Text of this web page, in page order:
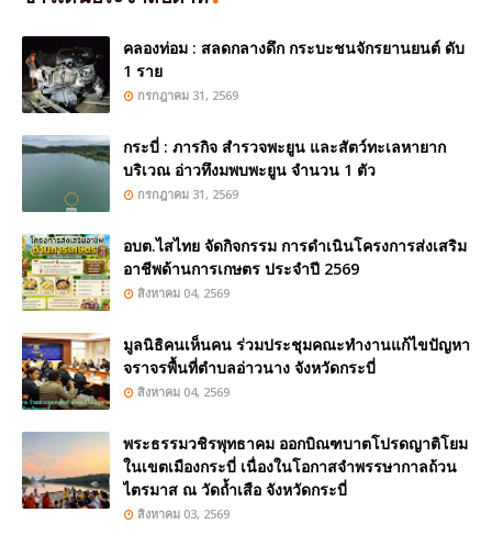
คลองท่อม : สลดกลางดึก กระบะชนจักรยานยนต์ ดับ
1 ราย
กรกฎาคม 31, 2569
กระบี่ : ภารกิจ สำรวจพะยูน และสัตว์ทะเลหายาก
บริเวณ อ่าวทึงมพบพะยูน จำนวน 1 ตัว
กรกฎาคม 31, 2569
อบต.ไสไทย จัดกิจกรรม การดำเนินโครงการส่งเสริม
อาชีพด้านการเกษตร ประจำปี 2569
สิงหาคม 04, 2569
มูลนิธิคนเห็นคน ร่วมประชุมคณะทำงานแก้ไขปัญหา
จราจรพื้นที่ตำบลอ่าวนาง จังหวัดกระบี่
สิงหาคม 04, 2569
พระธรรมวชิรพุทธาคม ออกบิณฑบาตโปรดญาติโยม
ในเขตเมืองกระบี่ เนื่องในโอกาสจำพรรษากาลถ้วน
ไตรมาส ณ วัดถ้ำเสือ จังหวัดกระบี่
สิงหาคม 03, 2569